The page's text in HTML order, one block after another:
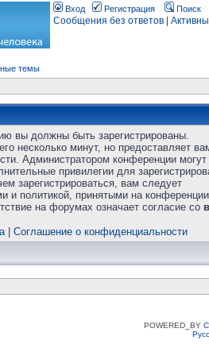
Вход Регистрация Поиск
Сообщения без ответов
темы
вы должны быть зарегистрированы.
несколько минут, но предоставляет
Администратором конференции
привилегии для
зарегистрироваться, вам следует
и политикой, принятыми на
на форумах означает согласие со
| Соглашение о конфиденциальности
POWERED_BY